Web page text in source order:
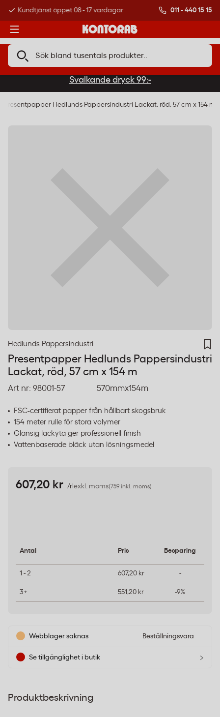
Kundtjänst öppet 08 - 17 vardagar Över 500 000
011 - 440 15 15
Svalkande dryck 99:-
Presentpapper Hedlunds Pappersindustri Lackat, röd, 57 cm x 154 m
Hedlunds Pappersindustri
Presentpapper Hedlunds Pappersindustri
Lackat, röd, 57 cm x 154 m
Art nr: 98001-57 570mmx154m
FSC-certifierat papper från hållbart skogsbruk
154 meter rulle för stora volymer
Glansig lackyta ger professionell finish
Vattenbaserade bläck utan lösningsmedel
607,20 kr /rl exkl. moms(759 inkl. moms)
Antal Pris Besparing
1 - 2 607,20 kr -
3+ 551,20 kr -9%
Webblager saknas Beställningsvara
Se tillgänglighet i butik ›
Produktbeskrivning